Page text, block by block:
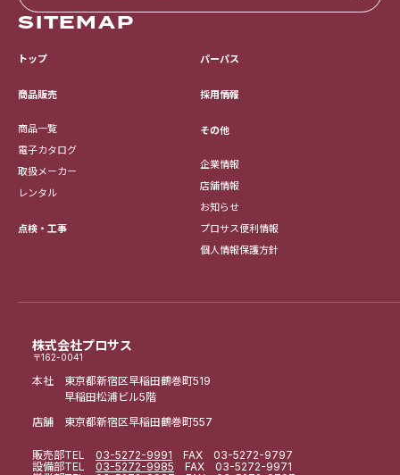
株式会社プロサス
〒162-0041
本社 東京都新宿区早稲田鶴巻町519
早稲田松浦ビル5階
店舗 東京都新宿区早稲田鶴巻町557
販売部TEL 03-5272-9991 FAX 03-5272-9797
設備部TEL 03-5272-9985 FAX 03-5272-9971
SITEMAP
トップ
商品販売
商品一覧
電子カタログ
取扱メーカー
レンタル
点検・工事
パーパス
採用情報
その他
企業情報
店舗情報
お知らせ
プロサス便利情報
個人情報保護方針